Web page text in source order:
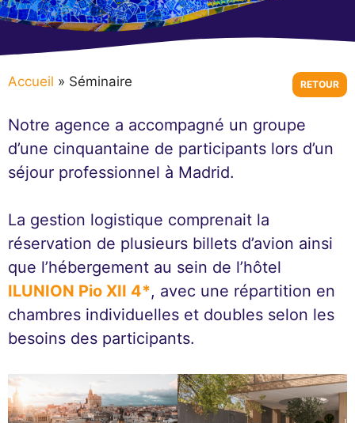
Accueil » Séminaire RETOUR
Notre agence a accompagné un groupe
d’une cinquantaine de participants lors d’un
séjour professionnel à Madrid.
La gestion logistique comprenait la
réservation de plusieurs billets d’avion ainsi
que l’hébergement au sein de l’hôtel
ILUNION Pio XII 4*, avec une répartition en
chambres individuelles et doubles selon les
besoins des participants.